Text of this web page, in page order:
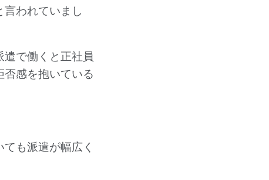
われていまし
で働くと正社員
感を抱いている
も派遣が幅広く